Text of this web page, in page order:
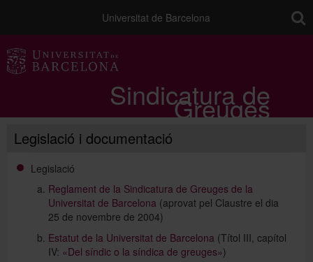
Universitat de Barcelona
Sindicatura de
Greuges
Legislació i documentació
Legislació
Reglament de la Sindicatura de Greuges de la
Universitat de Barcelona (aprovat pel Claustre el dia
25 de novembre de 2004)
Estatut de la Universitat de Barcelona (Títol III, capítol
IV: «Del síndic o la síndica de greuges»)